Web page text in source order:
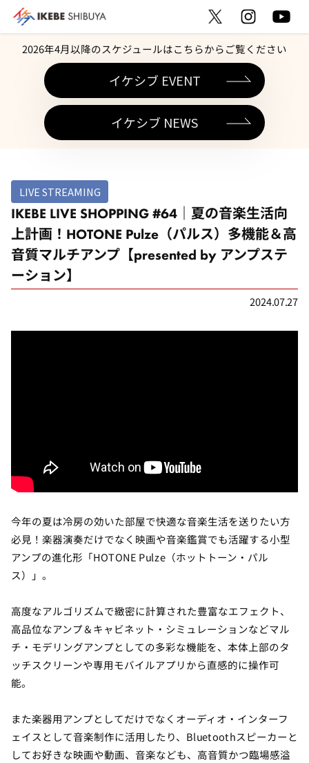
2026年4月以降のスケジュールはこちらからご覧ください
イケシブ EVENT
イケシブ NEWS
LIVE STREAMING
IKEBE LIVE SHOPPING #64｜夏の音楽生活向
上計画！HOTONE Pulze（パルス）多機能＆高
音質マルチアンプ【presented by アンプステ
ーション】
2024.07.27
今年の夏は冷房の効いた部屋で快適な音楽生活を送りたい方
必見！楽器演奏だけでなく映画や音楽鑑賞でも活躍する小型
アンプの進化形「HOTONE Pulze（ホットトーン・パル
ス）」。
高度なアルゴリズムで緻密に計算された豊富なエフェクト、
高品位なアンプ＆キャビネット・シミュレーションなどマル
チ・モデリングアンプとしての多彩な機能を、本体上部のタ
ッチスクリーンや専用モバイルアプリから直感的に操作可
能。
また楽器用アンプとしてだけでなくオーディオ・インターフ
ェイスとして音楽制作に活用したり、Bluetoothスピーカーと
してお好きな映画や動画、音楽なども、高音質かつ臨場感溢